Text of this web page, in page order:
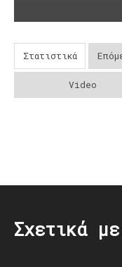
Στατιστικά
Video
Σχετικά